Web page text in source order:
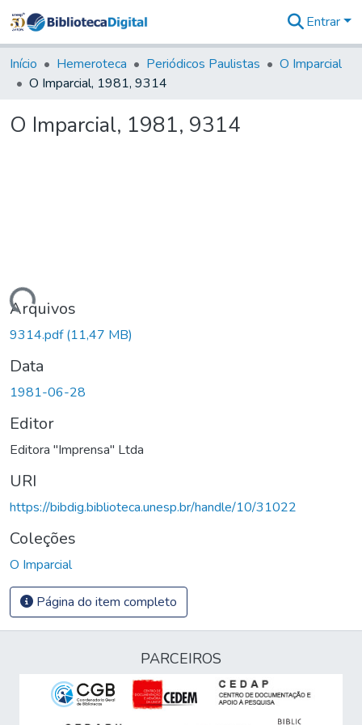
&
Coleções
Tudo na
Digital
Entrar
Início Hemeroteca Periódicos Paulistas
O Imparcial
O Imparcial, 1981, 9314
O Imparcial, 1981, 9314
Arquivos
9314.pdf(11,47 MB)
Data
1981-06-28
Editor
Editora "Imprensa" Ltda
URI
https://bibdig.biblioteca.unesp.br/handle/10/31022
Coleções
O Imparcial
Página do item completo
PARCEIROS